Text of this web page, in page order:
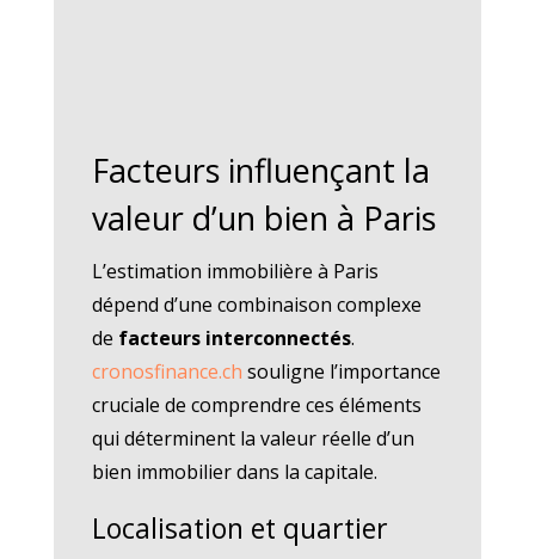
Facteurs influençant la
valeur d’un bien à Paris
L’estimation immobilière à Paris
dépend d’une combinaison complexe
de facteurs interconnectés.
cronosfinance.ch souligne l’importance
cruciale de comprendre ces éléments
qui déterminent la valeur réelle d’un
bien immobilier dans la capitale.
Localisation et quartier